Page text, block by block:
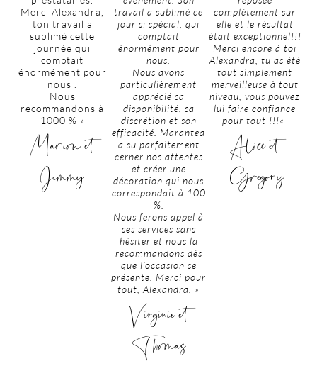
Merci Alexandra,
ton travail a
sublimé cette
journée qui
comptait
énormément pour
nous .
Nous
recommandons à
1000 % »
Marion et
Jimmy
travail a sublimé ce
jour si spécial, qui
comptait
énormément pour
nous.
Nous avons
particulièrement
apprécié sa
disponibilité, sa
discrétion et son
efficacité. Marantea
a su parfaitement
cerner nos attentes
et créer une
décoration qui nous
correspondait à 100
%.
Nous ferons appel à
ses services sans
hésiter et nous la
recommandons dès
que l’occasion se
présente. Merci pour
tout, Alexandra. »
Virginie et
Thomas
complètement sur
elle et le résultat
était exceptionnel!!!
Merci encore à toi
Alexandra, tu as été
tout simplement
merveilleuse à tout
niveau, vous pouvez
lui faire confiance
pour tout !!!«
Alice et
Gregory